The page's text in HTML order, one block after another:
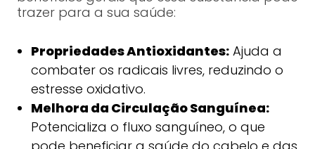
trazer para a sua saúde:
Propriedades Antioxidantes:Ajuda a
combater os radicais livres, reduzindo o
estresse oxidativo.
Melhora da Circulação Sanguínea:
Potencializa o fluxo sanguíneo, o que